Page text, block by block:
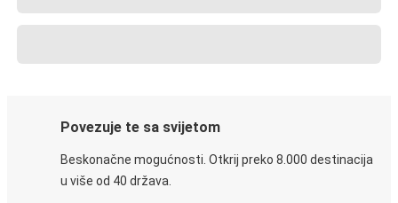
Povezuje te sa svijetom
Beskonačne mogućnosti. Otkrij preko 8.000 destinacija
u više od 40 država.